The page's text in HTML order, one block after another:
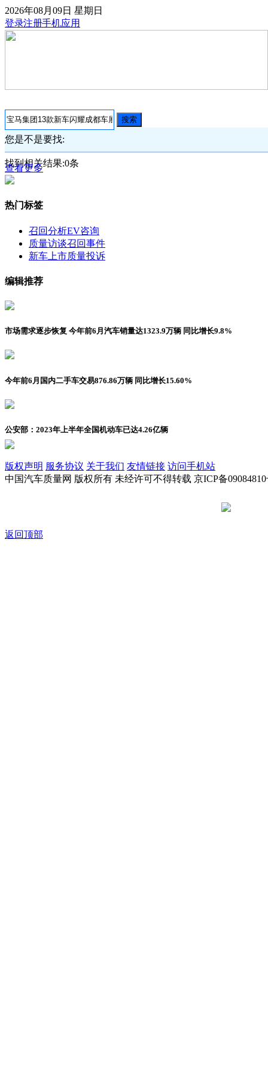
2026年08月09日 星期日
登录注册手机应用
搜索
您是不是要找:
找到相关结果:0条
查看更多
热门标签
召回分析EV咨询
质量访谈召回事件
新车上市质量投诉
编辑推荐
市场需求逐步恢复 今年前6月汽车销量达1323.9万辆 同比增长9.8%
今年前6月国内二手车交易876.86万辆 同比增长15.60%
公安部：2023年上半年全国机动车已达4.26亿辆
版权声明 服务协议 关于我们 友情链接 访问手机站
中国汽车质量网 版权所有 未经许可不得转载 京ICP备09084810
返回顶部